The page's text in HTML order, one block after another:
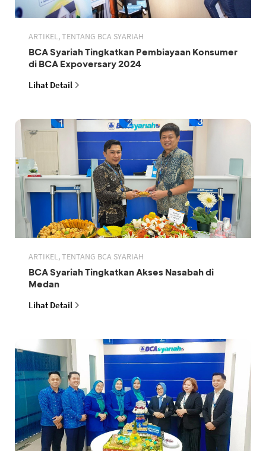
ARTIKEL, TENTANG BCA SYARIAH
BCA Syariah Tingkatkan Pembiayaan Konsumer
di BCA Expoversary 2024
Lihat Detail
ARTIKEL, TENTANG BCA SYARIAH
BCA Syariah Tingkatkan Akses Nasabah di
Medan
Lihat Detail